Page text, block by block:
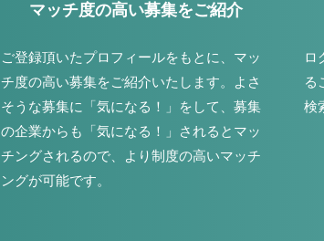
マッチ度の高い募集をご紹介
ご登録頂いたプロフィールをもとに、マッ
チ度の高い募集をご紹介いたします。よさ
そうな募集に「気になる！」をして、募集
の企業からも「気になる！」されるとマッ
チングされるので、より制度の高いマッチ
ングが可能です。
ロ
る
検